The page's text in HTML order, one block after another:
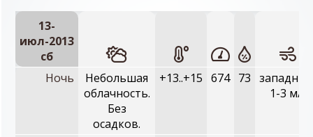
13-
июл-2013
сб
Ночь
Небольшая
облачность.
Без
осадков.
+13..+15 674 73
1-3 м/с